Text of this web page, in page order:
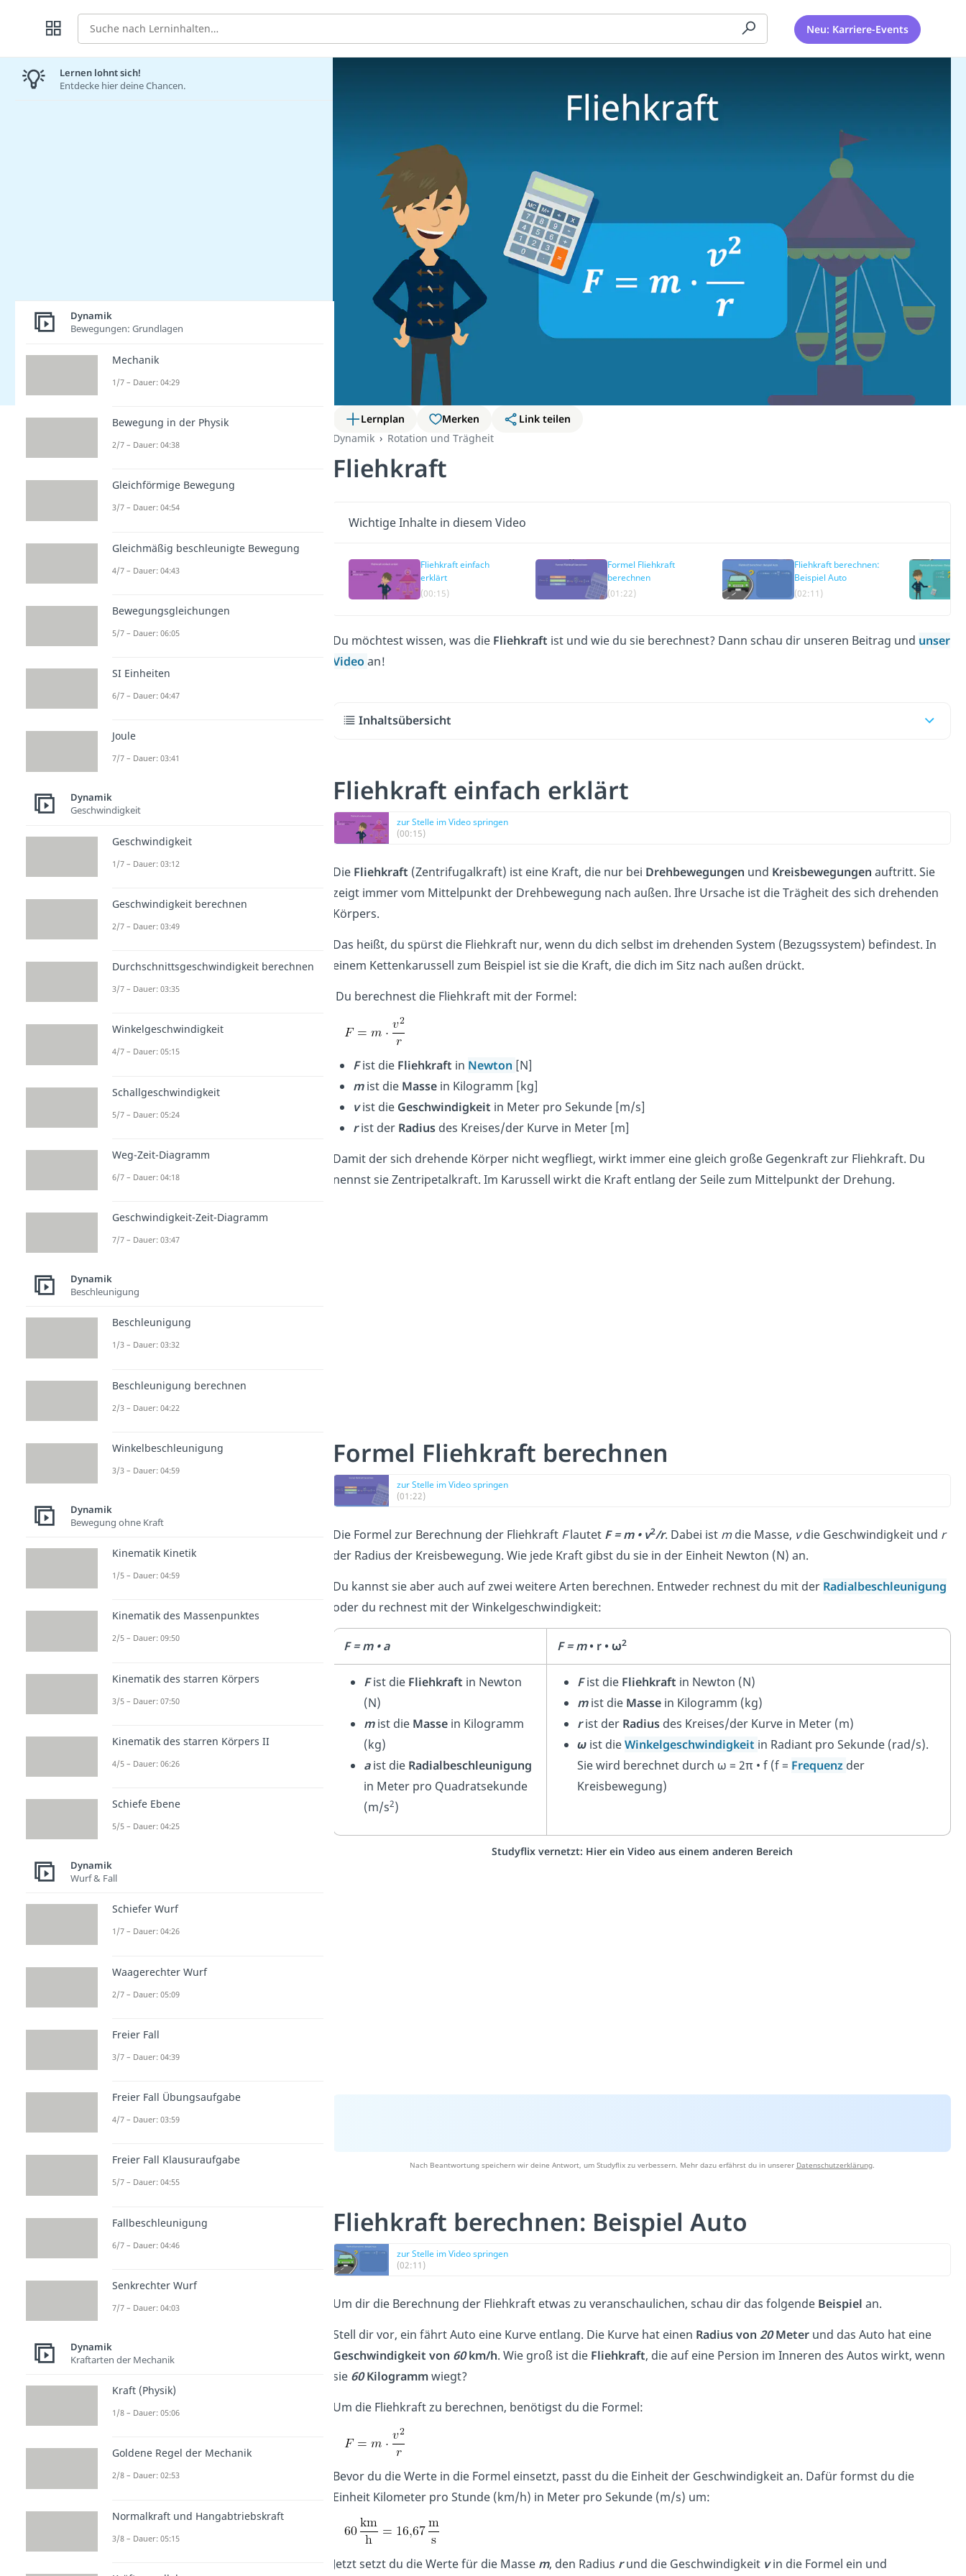
Suche Neu: Karriere-Events
Lernplan Merken
Link teilen
Dynamik
Rotation und Trägheit
Fliehkraft
Wichtige Inhalte in diesem Video
Fliehkraft einfach
erklärt
(00:15)
Formel Fliehkraft
berechnen
(01:22)
Fliehkraft berechnen:
Beispiel Auto
(02:11)
Du möchtest wissen, was die Fliehkraft ist und wie du sie berechnest? Dann schau dir unseren Beitrag und unser
Video an!
Inhaltsübersicht
Fliehkraft einfach erklärt
zur Stelle im Video springen
(00:15)
Die Fliehkraft (Zentrifugalkraft) ist eine Kraft, die nur bei Drehbewegungen und Kreisbewegungen auftritt. Sie
zeigt immer vom Mittelpunkt der Drehbewegung nach außen. Ihre Ursache ist die Trägheit des sich drehenden
Körpers.
Das heißt, du spürst die Fliehkraft nur, wenn du dich selbst im drehenden System (Bezugssystem) befindest. In
einem Kettenkarussell zum Beispiel ist sie die Kraft, die dich im Sitz nach außen drückt.
Du berechnest die Fliehkraft mit der Formel:
Fist die Fliehkraft in Newton [N]
mist die Masse in Kilogramm [kg]
vist die Geschwindigkeit in Meter pro Sekunde [m/s]
rist der Radius des Kreises/der Kurve in Meter [m]
Damit der sich drehende Körper nicht wegfliegt, wirkt immer eine gleich große Gegenkraft zur Fliehkraft. Du
nennst sie Zentripetalkraft. Im Karussell wirkt die Kraft entlang der Seile zum Mittelpunkt der Drehung.
Formel Fliehkraft berechnen
zur Stelle im Video springen
(01:22)
Die Formel zur Berechnung der Fliehkraft Flautet F = m • v2/r. Dabei ist mdie Masse, vdie Geschwindigkeit und r
der Radius der Kreisbewegung. Wie jede Kraft gibst du sie in der Einheit Newton (N) an.
Du kannst sie aber auch auf zwei weitere Arten berechnen. Entweder rechnest du mit der Radialbeschleunigung
oder du rechnest mit der Winkelgeschwindigkeit:
F = m • a F = m• r • ω2
Fist die Fliehkraft in Newton
(N)
mist die Masse in Kilogramm
(kg)
aist die Radialbeschleunigung
in Meter pro Quadratsekunde
(m/s2)
Fist die Fliehkraft in Newton (N)
mist die Masse in Kilogramm (kg)
rist der Radius des Kreises/der Kurve in Meter (m)
ω ist dieWinkelgeschwindigkeit in Radiant pro Sekunde (rad/s).
Sie wird berechnet durch ω = 2π • f (f = Frequenz der
Kreisbewegung)
Studyflix vernetzt: Hier ein Video aus einem anderen Bereich
Nach Beantwortung speichern wir deine Antwort, um Studyflix zu verbessern. Mehr dazu erfährst du in unserer Datenschutzerklärung.
Fliehkraft berechnen: Beispiel Auto
zur Stelle im Video springen
(02:11)
Um dir die Berechnung der Fliehkraft etwas zu veranschaulichen, schau dir das folgende Beispiel an.
Stell dir vor, ein fährt Auto eine Kurve entlang. Die Kurve hat einen Radius von 20Meter und das Auto hat eine
Geschwindigkeit von 60km/h. Wie groß ist die Fliehkraft, die auf eine Persion im Inneren des Autos wirkt, wenn
sie 60Kilogrammwiegt?
Um die Fliehkraft zu berechnen, benötigst du die Formel:
Bevor du die Werte in die Formel einsetzt, passt du die Einheit der Geschwindigkeit an. Dafür formst du die
Einheit Kilometer pro Stunde (km/h) in Meter pro Sekunde (m/s) um:
Jetzt setzt du die Werte für die Masse m, den Radius rund die Geschwindigkeit vin die Formel ein und
Lernen lohnt sich!
Entdecke hier deine Chancen.
Dynamik
Bewegungen: Grundlagen
Mechanik
1/7 – Dauer: 04:29
Bewegung in der Physik
2/7 – Dauer: 04:38
Gleichförmige Bewegung
3/7 – Dauer: 04:54
Gleichmäßig beschleunigte Bewegung
4/7 – Dauer: 04:43
Bewegungsgleichungen
5/7 – Dauer: 06:05
SI Einheiten
6/7 – Dauer: 04:47
Joule
7/7 – Dauer: 03:41
Dynamik
Geschwindigkeit
Geschwindigkeit
1/7 – Dauer: 03:12
Geschwindigkeit berechnen
2/7 – Dauer: 03:49
Durchschnittsgeschwindigkeit berechnen
3/7 – Dauer: 03:35
Winkelgeschwindigkeit
4/7 – Dauer: 05:15
Schallgeschwindigkeit
5/7 – Dauer: 05:24
Weg-Zeit-Diagramm
6/7 – Dauer: 04:18
Geschwindigkeit-Zeit-Diagramm
7/7 – Dauer: 03:47
Dynamik
Beschleunigung
Beschleunigung
1/3 – Dauer: 03:32
Beschleunigung berechnen
2/3 – Dauer: 04:22
Winkelbeschleunigung
3/3 – Dauer: 04:59
Dynamik
Bewegung ohne Kraft
Kinematik Kinetik
1/5 – Dauer: 04:59
Kinematik des Massenpunktes
2/5 – Dauer: 09:50
Kinematik des starren Körpers
3/5 – Dauer: 07:50
Kinematik des starren Körpers II
4/5 – Dauer: 06:26
Schiefe Ebene
5/5 – Dauer: 04:25
Dynamik
Wurf & Fall
Schiefer Wurf
1/7 – Dauer: 04:26
Waagerechter Wurf
2/7 – Dauer: 05:09
Freier Fall
3/7 – Dauer: 04:39
Freier Fall Übungsaufgabe
4/7 – Dauer: 03:59
Freier Fall Klausuraufgabe
5/7 – Dauer: 04:55
Fallbeschleunigung
6/7 – Dauer: 04:46
Senkrechter Wurf
7/7 – Dauer: 04:03
Dynamik
Kraftarten der Mechanik
Kraft (Physik)
1/8 – Dauer: 05:06
Goldene Regel der Mechanik
2/8 – Dauer: 02:53
Normalkraft und Hangabtriebskraft
3/8 – Dauer: 05:15